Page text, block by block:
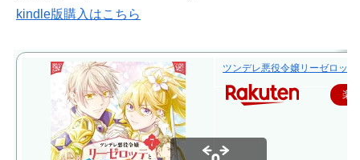
kindle版購入はこちら
ツンデレ悪役令嬢リーゼロッ
楽